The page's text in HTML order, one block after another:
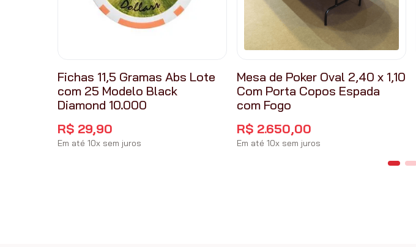
Fichas 11,5 Gramas Abs Lote
com 25 Modelo Black
Diamond 10.000
R$ 29,90
Em até10x sem juros
Mesa de Poker Oval 2,40 x 1,10
Com Porta Copos Espada
com Fogo
R$ 2.650,00
Em até10x sem juros